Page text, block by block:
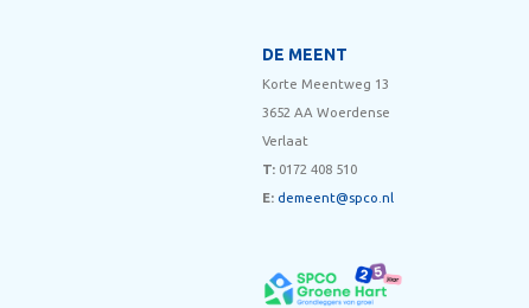
DE MEENT
Korte Meentweg 13
3652 AA Woerdense
Verlaat
T:0172 408 510
E: demeent@spco.nl